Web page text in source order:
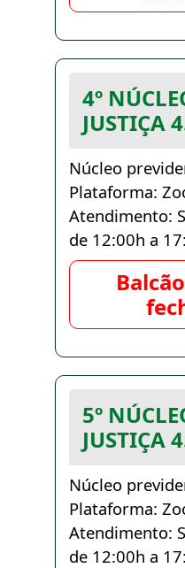
4º
JUSTIÇA
Núcleo
Plataforma:
Atendimento:
de 12:00h a
5º
JUSTIÇA
Núcleo
Plataforma:
Atendimento:
de 12:00h a